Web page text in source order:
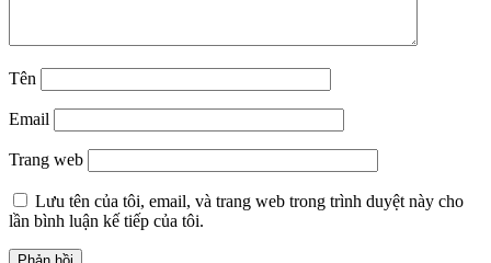
Tên
Email
Trang web
Lưu tên của tôi, email, và trang web trong trình duyệt này cho
lần bình luận kế tiếp của tôi.